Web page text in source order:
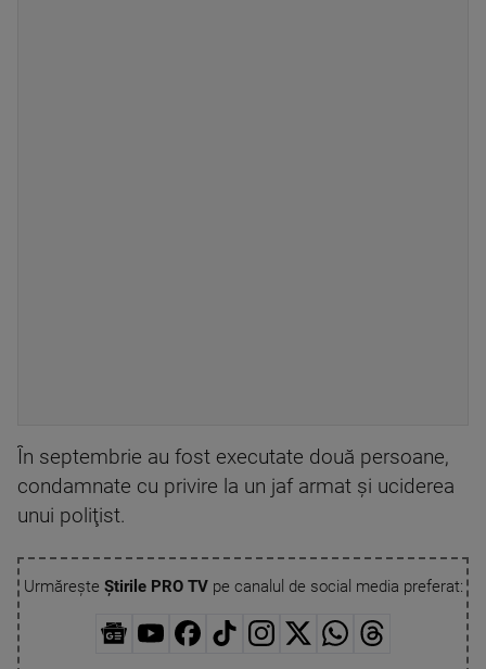
În septembrie au fost executate două persoane,
condamnate cu privire la un jaf armat şi uciderea
unui poliţist.
Urmărește Știrile PRO TVpe canalul de social media preferat: